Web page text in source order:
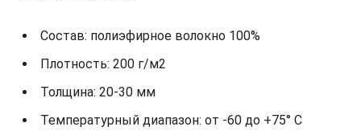
Состав: полиэфирное волокно 100%
Плотность: 200 г/м2
Толщина: 20-30 мм
Температурный диапазон: от -60 до +75° С